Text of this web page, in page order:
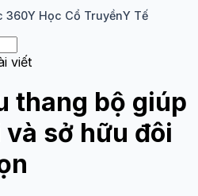
360Y Học Cổ TruyềnY Tế
viết
thang bộ giúp
sở hữu đôi